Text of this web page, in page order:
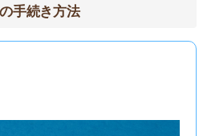
手続き方法